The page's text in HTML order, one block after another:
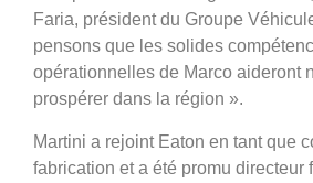
Faria, président du Groupe
pensons que les solides
opérationnelles de Marco aideront
prospérer dans la région ».
Martini a rejoint Eaton en tant que
fabrication et a été promu directeur